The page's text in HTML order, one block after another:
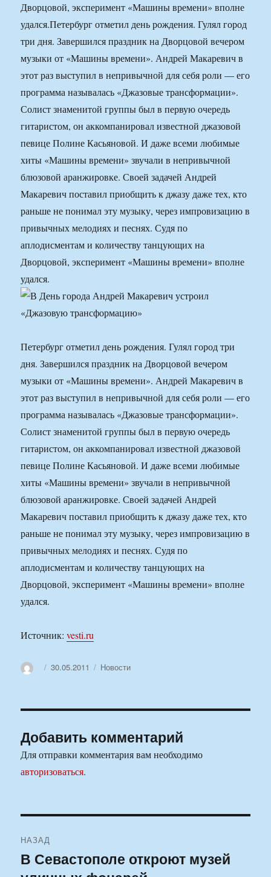
Дворцовой, эксперимент «Машины времени» вполне
удался.Петербург отметил день рождения. Гулял город
три дня. Завершился праздник на Дворцовой вечером
музыки от «Машины времени». Андрей Макаревич в
этот раз выступил в непривычной для себя роли — его
программа называлась «Джазовые трансформации».
Солист знаменитой группы был в первую очередь
гитаристом, он аккомпанировал известной джазовой
певице Полине Касьяновой. И даже всеми любимые
хиты «Машины времени» звучали в непривычной
блюзовой аранжировке. Своей задачей Андрей
Макаревич поставил приобщить к джазу даже тех, кто
раньше не понимал эту музыку, через импровизацию в
привычных мелодиях и песнях. Судя по
аплодисментам и количеству танцующих на
Дворцовой, эксперимент «Машины времени» вполне
удался.
Петербург отметил день рождения. Гулял город три
дня. Завершился праздник на Дворцовой вечером
музыки от «Машины времени». Андрей Макаревич в
этот раз выступил в непривычной для себя роли — его
программа называлась «Джазовые трансформации».
Солист знаменитой группы был в первую очередь
гитаристом, он аккомпанировал известной джазовой
певице Полине Касьяновой. И даже всеми любимые
хиты «Машины времени» звучали в непривычной
блюзовой аранжировке. Своей задачей Андрей
Макаревич поставил приобщить к джазу даже тех, кто
раньше не понимал эту музыку, через импровизацию в
привычных мелодиях и песнях. Судя по
аплодисментам и количеству танцующих на
Дворцовой, эксперимент «Машины времени» вполне
удался.
Источник:vesti.ru
АвторОпубликовано
30.05.2011 Рубрики
Новости
Добавить комментарий
Для отправки комментария вам необходимо
авторизоваться.
по
НАЗАД
Предыдущая
В Севастополе откроют музей